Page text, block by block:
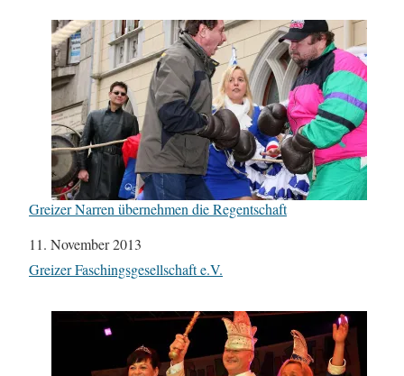
Greizer Narren übernehmen die Regentschaft
Datum
11. November 2013
In Bezug auf
Greizer Faschingsgesellschaft e.V.